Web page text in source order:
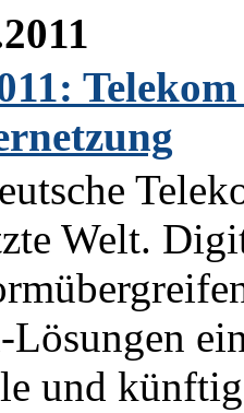
Welt.
Lösungen
und